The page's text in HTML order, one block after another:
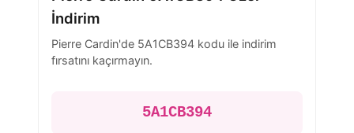
İndirim
Pierre Cardin'de 5A1CB394 kodu ile indirim
fırsatını kaçırmayın.
5A1CB394